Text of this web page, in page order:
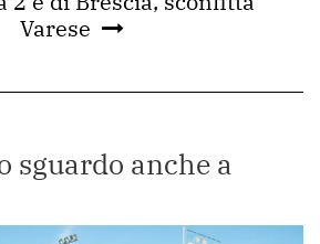
Varese
sguardo anche a